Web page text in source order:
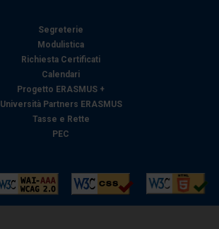
Segreterie
Modulistica
Richiesta Certificati
Calendari
Progetto ERASMUS +
Università Partners ERASMUS
Tasse e Rette
PEC